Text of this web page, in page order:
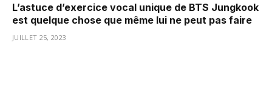
L’astuce d’exercice vocal unique de BTS Jungkook
est quelque chose que même lui ne peut pas faire
JUILLET 25, 2023